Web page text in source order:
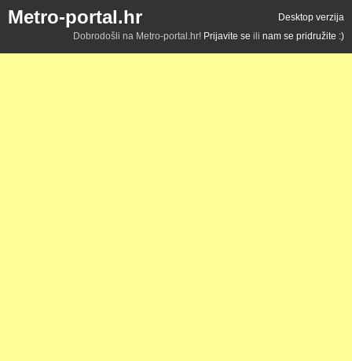
Metro-portal.hr
Desktop verzija
Dobrodošli na Metro-portal.hr! Prijavite se ili nam se pridružite :)